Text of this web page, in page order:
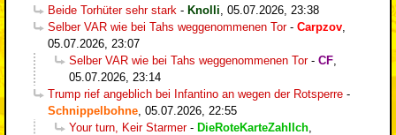
Beide Torhüter sehr stark - Knolli 05.07.2026, 23:38
Selber VAR wie bei Tahs weggenommenen Tor- Carpzov
05.07.2026, 23:07
Selber VAR wie bei Tahs weggenommenen Tor- CF
05.07.2026, 23:14
Trump rief angeblich bei Infantino an wegen der Rotsperre -
Schnippelbohne 05.07.2026, 22:55
Your turn, Keir Starmer- DieRoteKarteZahlIch